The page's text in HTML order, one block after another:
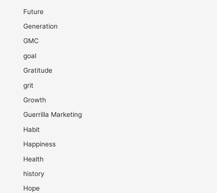
Future
Generation
GMC
goal
Gratitude
grit
Growth
Guerrilla Marketing
Habit
Happiness
Health
history
Hope